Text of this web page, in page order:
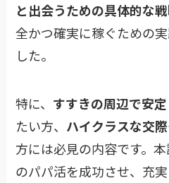
と出会うための具体的な
全かつ確実に稼ぐための
した。
特に、 すすきの周辺で安
たい方、 ハイクラスな交
方には必見の内容です。
のパパ活を成功させ、充